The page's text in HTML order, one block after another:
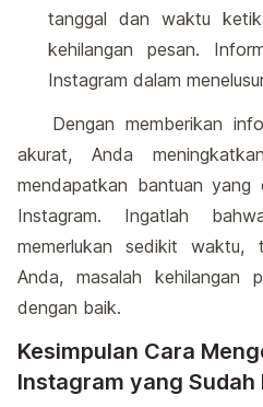
tanggal dan waktu
kehilangan pesan.
Instagram dalam
Dengan memberikan
akurat, Anda
mendapatkan bantuan
Instagram. Ingatlah
memerlukan sedikit waktu,
Anda, masalah kehilangan
dengan baik.
Kesimpulan Cara
Instagram yang Sudah